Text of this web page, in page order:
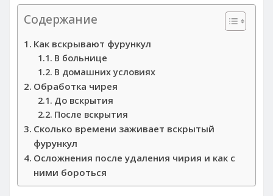
Содержание
Как вскрывают фурункул
В больнице
В домашних условиях
Обработка чирея
До вскрытия
После вскрытия
Сколько времени заживает вскрытый
фурункул
Осложнения после удаления чирия и как с
ними бороться